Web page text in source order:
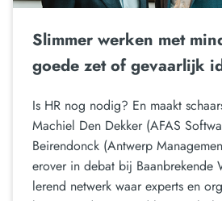
Slimmer werken met
goede zet of gevaarlijk
Is HR nog nodig? En maakt
Machiel Den Dekker (AFAS
Beirendonck (Antwerp
erover in debat bij Baanbrekende
lerend netwerk waar experts en